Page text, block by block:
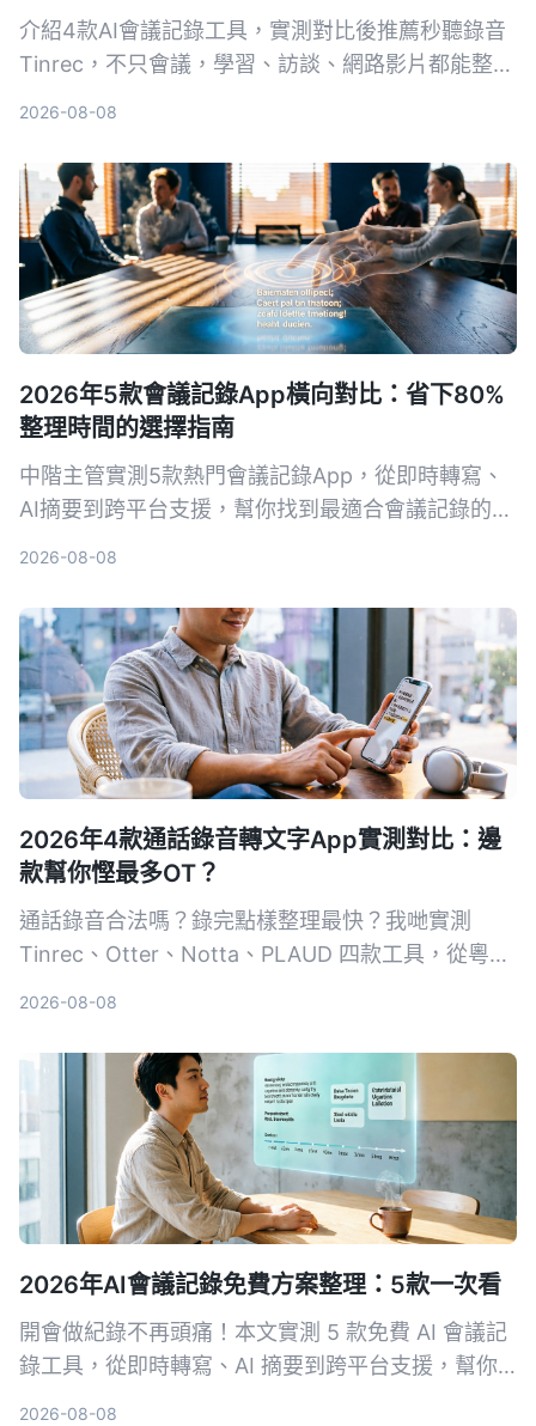
介紹4款AI會議記錄工具，實測對比後推薦秒聽錄音
Tinrec，不只會議，學習、訪談、網路影片都能整
2026-08-08
2026年5款會議記錄App橫向對比：省下80%
整理時間的選擇指南
中階主管實測5款熱門會議記錄App，從即時轉寫、
AI摘要到跨平台支援，幫你找到最適合會議記錄的工
2026-08-08
2026年4款通話錄音轉文字App實測對比：邊
款幫你慳最多OT？
通話錄音合法嗎？錄完點樣整理最快？我哋實測
Tinrec、Otter、Notta、PLAUD 四款工具，從粵語
2026-08-08
2026年AI會議記錄免費方案整理：5款一次看
開會做紀錄不再頭痛！本文實測 5 款免費 AI 會議記
錄工具，從即時轉寫、AI 摘要到跨平台支援，幫你
2026-08-08